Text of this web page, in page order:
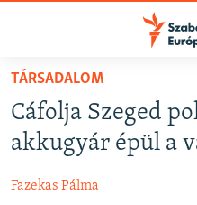
Akadálymentes
Ugrás
fő
oldalra
NAPIRENDEN
AKTUÁLIS
PODCASTOK
VIDEÓK
TÁRSADALOM
Cáfolja Szeged
akkugyár épül a
Fazekas Pálma